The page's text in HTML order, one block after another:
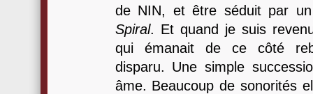
de NIN, et être séduit par
Spiral. Et quand je suis
qui émanait de ce côté
disparu. Une simple
âme. Beaucoup de sonorités